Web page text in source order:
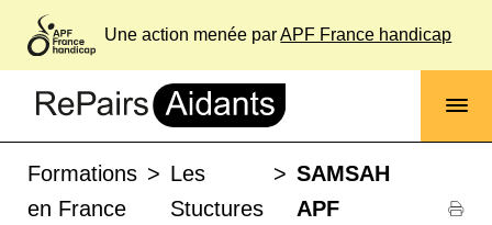
Une action menée parAPF France handicap
Formations
en France
> Les
Stuctures
> SAMSAH
APF